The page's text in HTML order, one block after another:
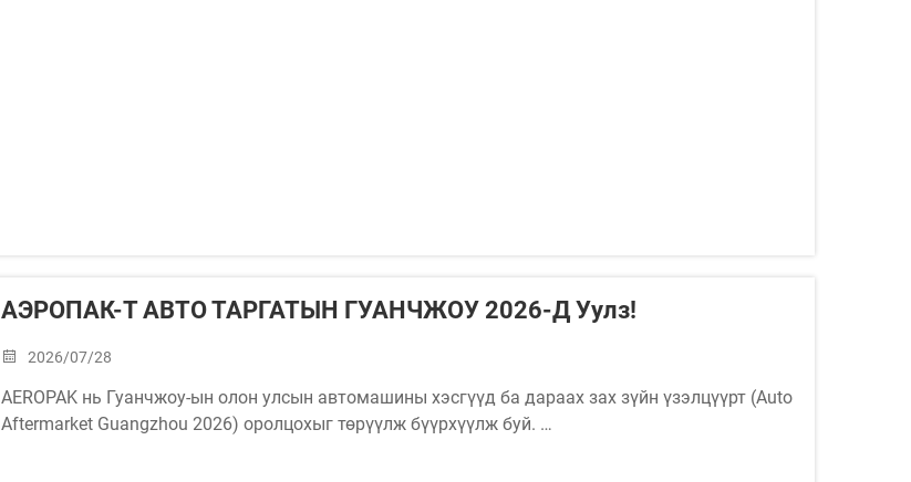
АЭРОПАК-Т АВТО ТАРГАТЫН ГУАНЧЖОУ 2026-Д Уулз!
2026/07/28
AEROPAK нь Гуанчжоу-ын олон улсын автомашины хэсгүүд ба дараах зах зүйн үзэлцүүрт (Auto
Aftermarket Guangzhou 2026) оролцохыг төрүүлж бүүрхүүлж буй.